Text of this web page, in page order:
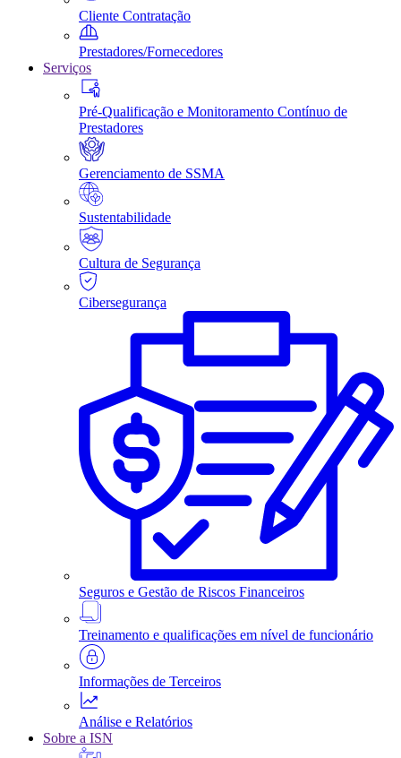
Cliente Contratação
Prestadores/Fornecedores
Serviços
Pré-Qualificação e Monitoramento Contínuo de
Prestadores
Gerenciamento de SSMA
Sustentabilidade
Cultura de Segurança
Cibersegurança
Seguros e Gestão de Riscos Financeiros
Treinamento e qualificações em nível de funcionário
Informações de Terceiros
Análise e Relatórios
Sobre a ISN